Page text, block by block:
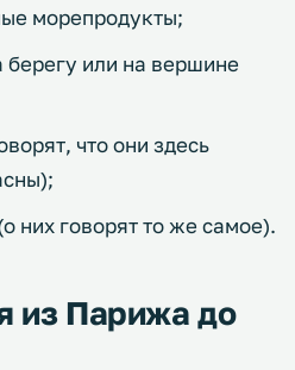
морепродукты;
берегу или на вершине
что они здесь
них говорят то же самое).
из Парижа до